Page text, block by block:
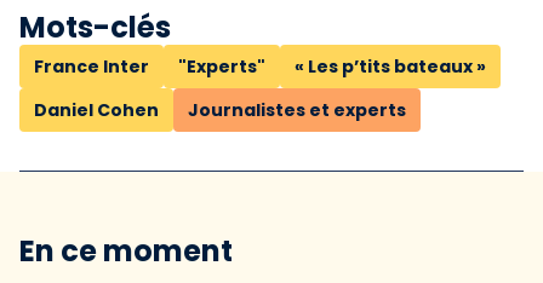
Mots-clés
France Inter "Experts"
« Les p’tits bateaux »
Daniel Cohen
Journalistes et experts
En ce moment